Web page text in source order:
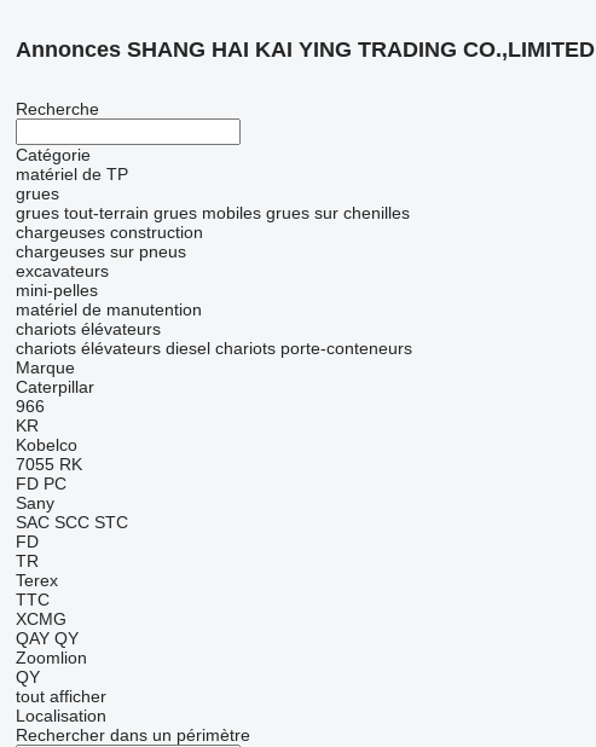
Annonces SHANG HAI KAI YING TRADING CO.,LIMITED
Recherche
Catégorie
matériel de TP
grues
grues tout-terrain grues mobiles grues sur chenilles
chargeuses construction
chargeuses sur pneus
excavateurs
mini-pelles
matériel de manutention
chariots élévateurs
chariots élévateurs diesel chariots porte-conteneurs
Marque
Caterpillar
966
KR
Kobelco
7055 RK
FD PC
Sany
SAC SCC STC
FD
TR
Terex
TTC
XCMG
QAY QY
Zoomlion
QY
tout afficher
Localisation
Rechercher dans un périmètre